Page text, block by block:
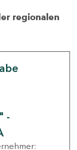
regionalen
-